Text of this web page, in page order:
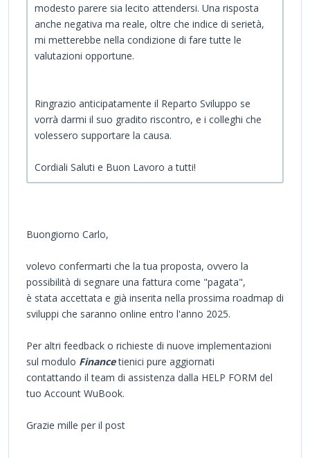
modesto parere sia lecito attendersi. Una risposta
anche negativa ma reale, oltre che indice di serietà,
mi metterebbe nella condizione di fare tutte le
valutazioni opportune.
Ringrazio anticipatamente il Reparto Sviluppo se
vorrà darmi il suo gradito riscontro, e i colleghi che
volessero supportare la causa.
Cordiali Saluti e Buon Lavoro a tutti!
Buongiorno Carlo,
volevo confermarti che la tua proposta, ovvero la
possibilità di segnare una fattura come "pagata",
è stata accettata e già inserita nella prossima roadmap di
sviluppi che saranno online entro l'anno 2025.
Per altri feedback o richieste di nuove implementazioni
sul modulo Financetienici pure aggiornati
contattando il team di assistenza dalla HELP FORM del
tuo Account WuBook.
Grazie mille per il post